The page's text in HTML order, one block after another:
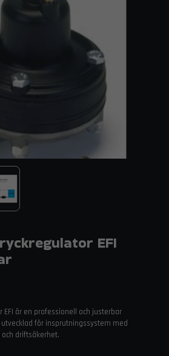
EFI
EFI är en professionell och justerbar
för insprutningssystem med
driftsäkerhet.